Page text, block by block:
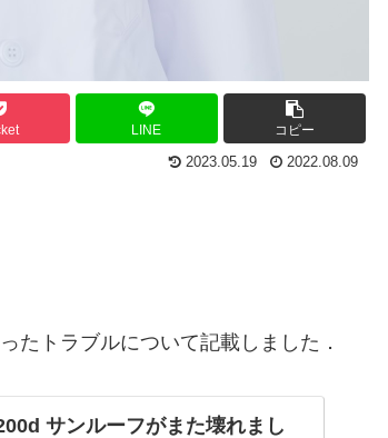
LINE コピー
2023.05.19 2022.08.09
トラブルについて記載しました．
サンルーフがまた壊れまし